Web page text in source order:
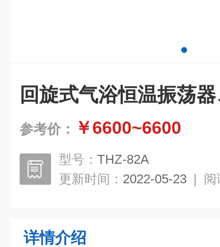
回旋式气浴恒温振荡
参考价： ￥6600~6600
型号： THZ-82A
更新时间： 2022-05-23 | 阅
详情介绍